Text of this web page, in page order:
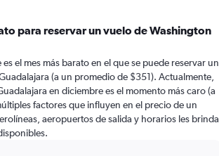
para reservar un vuelo de Washington
el mes más barato en el que se puede reservar un
(a un promedio de $351). Actualmente,
en diciembre es el momento más caro (a
factores que influyen en el precio de un
aeropuertos de salida y horarios les brinda